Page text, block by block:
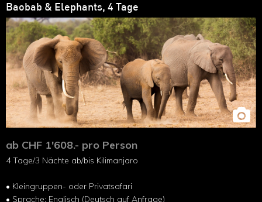
Baobab & Elephants, 4 Tage
ab CHF 1'608.- pro Person
4 Tage/3 Nächte ab/bis Kilimanjaro
• Kleingruppen- oder Privatsafari
• Sprache: Englisch (Deutsch auf Anfrage)